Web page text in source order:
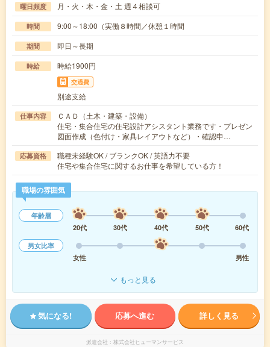
曜日頻度 月・火・木・金・土 週４相談可
時間 9:00～18:00（実働８時間／休憩１時間
期間 即日～長期
時給 時給1900円
交通費
別途支給
仕事内容
ＣＡＤ（土木・建築・設備）
住宅・集合住宅の住宅設計アシスタント業務です・プレゼン
図面作成（色付け・家具レイアウトなど）・確認申…
応募資格
職種未経験OK / ブランクOK / 英語力不要
住宅や集合住宅に関するお仕事を希望している方！
職場の雰囲気
年齢層
20代
30代 40代 50代
60代
男女比率
女性
男性
もっと見る
気になる! 応募へ進む 詳しく見る
派遣会社 株式会社ヒューマンサービス